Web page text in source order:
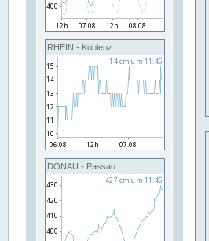
RHEIN - Koblenz
DONAU - Passau